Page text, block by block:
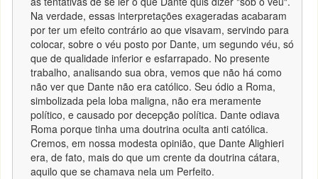
Na verdade, essas interpretações exageradas acabaram
por ter um efeito contrário ao que visavam, servindo para
colocar, sobre o véu posto por Dante, um segundo véu, só
que de qualidade inferior e esfarrapado. No presente
trabalho, analisando sua obra, vemos que não há como
não ver que Dante não era católico. Seu ódio a Roma,
simbolizada pela loba maligna, não era meramente
político, e causado por decepção política. Dante odiava
Roma porque tinha uma doutrina oculta anti católica.
Cremos, em nossa modesta opinião, que Dante Alighieri
era, de fato, mais do que um crente da doutrina cátara,
aquilo que se chamava nela um Perfeito.